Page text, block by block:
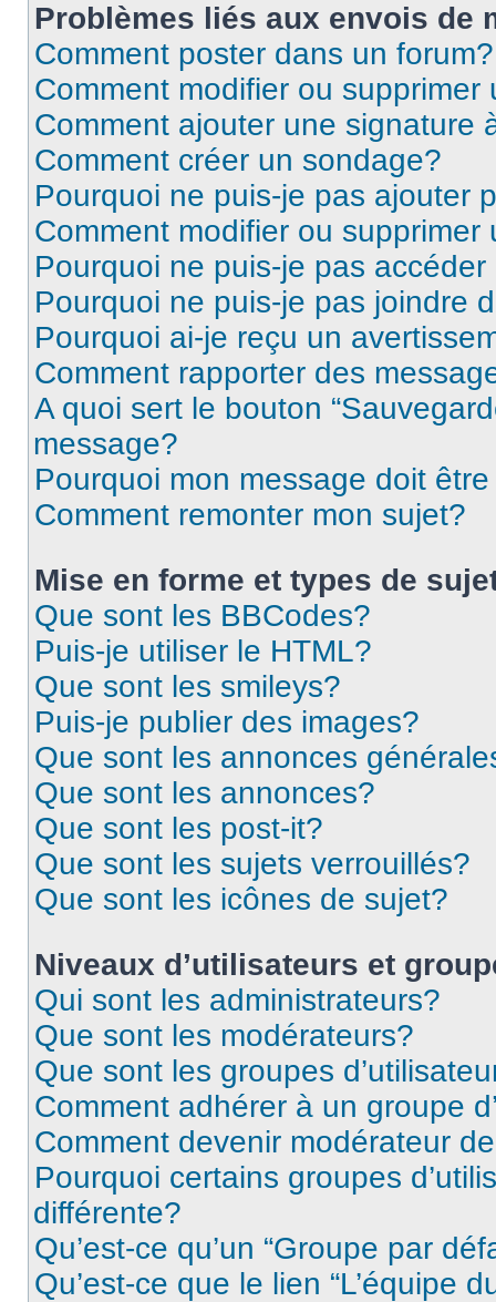
Problèmes liés aux envois de
Comment poster dans un forum?
Comment modifier ou supprimer
Comment ajouter une signature
Comment créer un sondage?
Pourquoi ne puis-je pas ajouter
Comment modifier ou supprimer
Pourquoi ne puis-je pas
Pourquoi ne puis-je pas joindre
Pourquoi ai-je reçu un
Comment rapporter des
A quoi sert le bouton
message?
Pourquoi mon message doit
Comment remonter mon sujet?
Mise en forme et types de
Que sont les BBCodes?
Puis-je utiliser le HTML?
Que sont les smileys?
Puis-je publier des images?
Que sont les annonces
Que sont les annonces?
Que sont les post-it?
Que sont les sujets verrouillés?
Que sont les icônes de sujet?
Niveaux d’utilisateurs et
Qui sont les administrateurs?
Que sont les modérateurs?
Que sont les groupes
Comment adhérer à un groupe
Comment devenir modérateur
Pourquoi certains groupes
différente?
Qu’est-ce qu’un “Groupe par
Qu’est-ce que le lien “L’équipe